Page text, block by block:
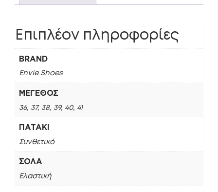
Επιπλέον πληροφορίες
BRAND
Envie Shoes
ΜΈΓΕΘΟΣ
36, 37, 38, 39, 40, 41
ΠΑΤΆΚΙ
Συνθετικό
ΣΌΛΑ
Ελαστική